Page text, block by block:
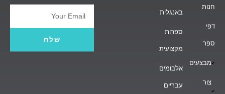
חנות
דפי
ספר
מבצעים
צור
באנגלית
ספרות
מקצועית
אלבומים
עבריים
Email
שלח